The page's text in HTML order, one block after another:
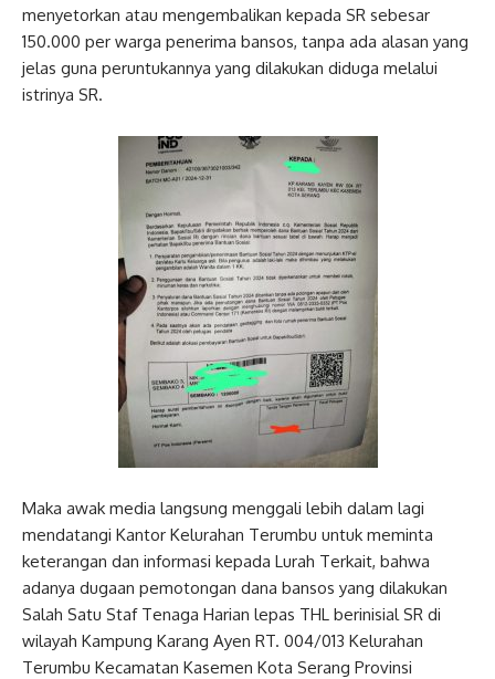
menyetorkan atau mengembalikan kepada SR sebesar
150.000 per warga penerima bansos, tanpa ada alasan yang
jelas guna peruntukannya yang dilakukan diduga melalui
istrinya SR.
Maka awak media langsung menggali lebih dalam lagi
mendatangi Kantor Kelurahan Terumbu untuk meminta
keterangan dan informasi kepada Lurah Terkait, bahwa
adanya dugaan pemotongan dana bansos yang dilakukan
Salah Satu Staf Tenaga Harian lepas THL berinisial SR di
wilayah Kampung Karang Ayen RT. 004/013 Kelurahan
Terumbu Kecamatan Kasemen Kota Serang Provinsi